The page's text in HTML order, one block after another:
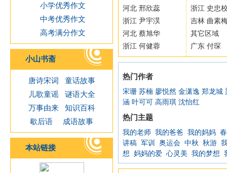
小学优秀作文
中考优秀作文
高考满分作文
小山书斋
唐诗宋词
童话故事
儿歌童谣
谜语大全
万事由来
知识百科
歇后语
成语故事
本站链接
河北 邢欣蕊
浙江 尹宇淏
河北 蔡旭华
浙江 何健蓉
浙江 史忠
吉林 曲素
其它区域
广东 付琛
热门作者
宋珊 苏楠 廖悦然 金潇逸 郑龙城
涵 叶可可 高雨琪 沈怡红
热门主题
我的老师 我的爸爸 我的妈妈
讲稿 军训 奥运会 中秋 秋游
想 妈妈的爱 心灵美 我的梦想